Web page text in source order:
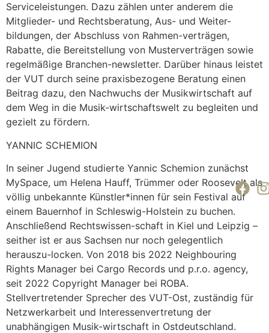
Serviceleistungen. Dazu zählen unter anderem die
Mitglieder- und Rechtsberatung, Aus- und Weiter-
bildungen, der Abschluss von Rahmen-verträgen,
Rabatte, die Bereitstellung von Musterverträgen sowie
regelmäßige Branchen-newsletter. Darüber hinaus leistet
der VUT durch seine praxisbezogene Beratung einen
Beitrag dazu, den Nachwuchs der Musikwirtschaft auf
dem Weg in die Musik-wirtschaftswelt zu begleiten und
gezielt zu fördern.
YANNIC SCHEMION
In seiner Jugend studierte Yannic Schemion zunächst
MySpace, um Helena Hauff, Trümmer oder Roosevelt als
völlig unbekannte Künstler*innen für sein Festival auf
einem Bauernhof in Schleswig-Holstein zu buchen.
Anschließend Rechtswissen-schaft in Kiel und Leipzig –
seither ist er aus Sachsen nur noch gelegentlich
herauszu-locken. Von 2018 bis 2022 Neighbouring
Rights Manager bei Cargo Records und p.r.o. agency,
seit 2022 Copyright Manager bei ROBA.
Stellvertretender Sprecher des VUT-Ost, zuständig für
Netzwerkarbeit und Interessenvertretung der
unabhängigen Musik-wirtschaft in Ostdeutschland.